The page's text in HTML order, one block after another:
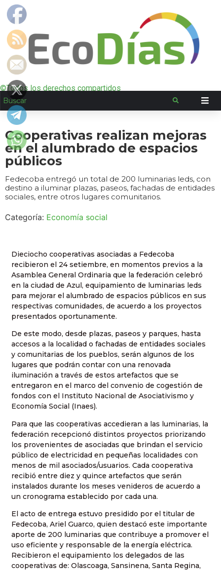
©Todos los derechos compartidos
Cooperativas realizan mejoras
en el alumbrado de espacios
públicos
Fedecoba entregó un total de 200 luminarias leds, con
destino a iluminar plazas, paseos, fachadas de entidades
sociales, entre otros lugares comunitarios.
Categoría: Economía social
Dieciocho cooperativas asociadas a Fedecoba
recibieron el 24 setiembre, en momentos previos a la
Asamblea General Ordinaria que la federación celebró
en la ciudad de Azul, equipamiento de luminarias leds
para mejorar el alumbrado de espacios públicos en sus
respectivas comunidades, de acuerdo a los proyectos
presentados oportunamente.
De este modo, desde plazas, paseos y parques, hasta
accesos a la localidad o fachadas de entidades sociales
y comunitarias de los pueblos, serán algunos de los
lugares que podrán contar con una renovada
iluminación a través de estos artefactos que se
entregaron en el marco del convenio de cogestión de
fondos con el Instituto Nacional de Asociativismo y
Economía Social (Inaes).
Para que las cooperativas accedieran a las luminarias, la
federación recepcionó distintos proyectos priorizando
los provenientes de asociadas que brindan el servicio
público de electricidad en pequeñas localidades con
menos de mil asociados/usuarios. Cada cooperativa
recibió entre diez y quince artefactos que serán
instalados durante los meses venideros de acuerdo a
un cronograma establecido por cada una.
El acto de entrega estuvo presidido por el titular de
Fedecoba, Ariel Guarco, quien destacó este importante
aporte de 200 luminarias que contribuye a promover el
uso eficiente y responsable de la energía eléctrica.
Recibieron el equipamiento los delegados de las
cooperativas de: Olascoaga, Sansinena, Santa Regina,